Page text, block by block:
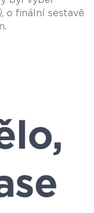
o finální sestavě